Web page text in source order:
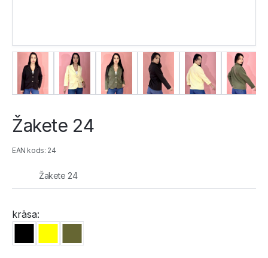
Žakete 24
EAN kods: 24
Žakete 24
krāsa: